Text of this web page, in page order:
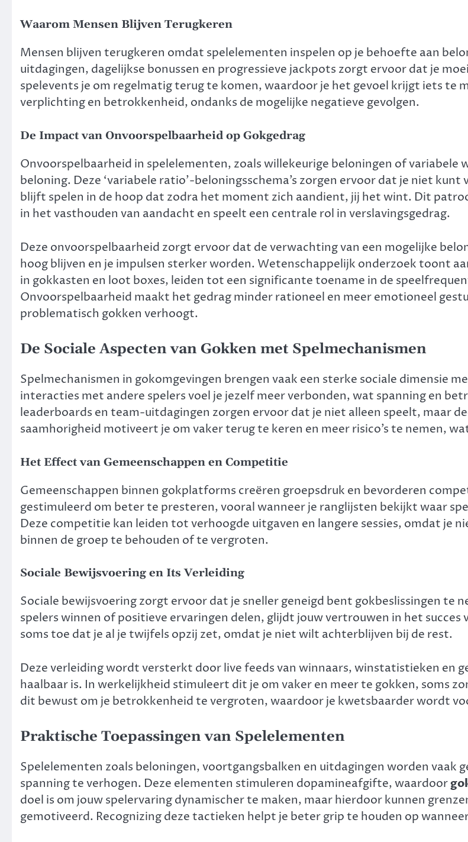
Waarom Mensen Blijven Terugkeren
Mensen blijven terugkeren omdat spelelementen inspelen op je behoefte aan
uitdagingen, dagelijkse bonussen en progressieve jackpots zorgt ervoor dat je
spelevents je om regelmatig terug te komen, waardoor je het gevoel krijgt iets te
verplichting en betrokkenheid, ondanks de mogelijke negatieve gevolgen.
De Impact van Onvoorspelbaarheid op Gokgedrag
Onvoorspelbaarheid in spelelementen, zoals willekeurige beloningen of
beloning. Deze ‘variabele ratio’-beloningsschema’s zorgen ervoor dat je niet
blijft spelen in de hoop dat zodra het moment zich aandient, jij het wint. Dit
in het vasthouden van aandacht en speelt een centrale rol in verslavingsgedrag.
Deze onvoorspelbaarheid zorgt ervoor dat de verwachting van een mogelijke
hoog blijven en je impulsen sterker worden. Wetenschappelijk onderzoek toont
in gokkasten en loot boxes, leiden tot een significante toename in de
Onvoorspelbaarheid maakt het gedrag minder rationeel en meer emotioneel
problematisch gokken verhoogt.
De Sociale Aspecten van Gokken met Spelmechanismen
Spelmechanismen in gokomgevingen brengen vaak een sterke sociale dimensie
interacties met andere spelers voel je jezelf meer verbonden, wat spanning en
leaderboards en team-uitdagingen zorgen ervoor dat je niet alleen speelt, maar
saamhorigheid motiveert je om vaker terug te keren en meer risico’s te nemen,
Het Effect van Gemeenschappen en Competitie
Gemeenschappen binnen gokplatforms creëren groepsdruk en bevorderen
gestimuleerd om beter te presteren, vooral wanneer je ranglijsten bekijkt waar
Deze competitie kan leiden tot verhoogde uitgaven en langere sessies, omdat je
binnen de groep te behouden of te vergroten.
Sociale Bewijsvoering en Its Verleiding
Sociale bewijsvoering zorgt ervoor dat je sneller geneigd bent gokbeslissingen te
spelers winnen of positieve ervaringen delen, glijdt jouw vertrouwen in het succes
soms toe dat je al je twijfels opzij zet, omdat je niet wilt achterblijven bij de rest.
Deze verleiding wordt versterkt door live feeds van winnaars, winstatistieken en
haalbaar is. In werkelijkheid stimuleert dit je om vaker en meer te gokken, soms
dit bewust om je betrokkenheid te vergroten, waardoor je kwetsbaarder wordt
Praktische Toepassingen van Spelelementen
Spelelementen zoals beloningen, voortgangsbalken en uitdagingen worden vaak
spanning te verhogen. Deze elementen stimuleren dopamineafgifte, waardoor
doel is om jouw spelervaring dynamischer te maken, maar hierdoor kunnen
gemotiveerd. Recognizing deze tactieken helpt je beter grip te houden op